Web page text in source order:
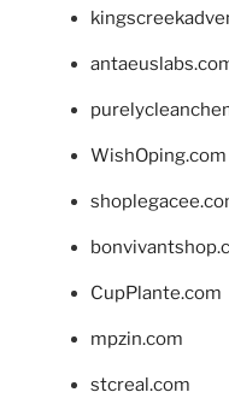
WishOping.com
CupPlante.com
mpzin.com
stcreal.com